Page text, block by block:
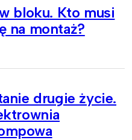
bloku. Kto musi
na montaż?
drugie życie.